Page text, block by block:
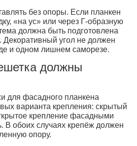
без опоры. Если планкен
«на ус» или через Г-образную
должна быть подготовлена
угол не должен
и одном лишнем саморезе.
должны
для фасадного планкена
варианта крепления: скрытый
крепление фасадными
В обоих случаях крепёж должен
опору.